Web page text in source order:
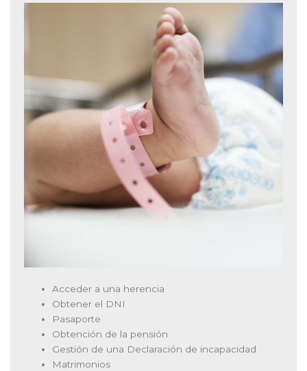
Acceder a una herencia
Obtener el DNI
Pasaporte
Obtención de la pensión
Gestión de una Declaración de incapacidad
Matrimonios